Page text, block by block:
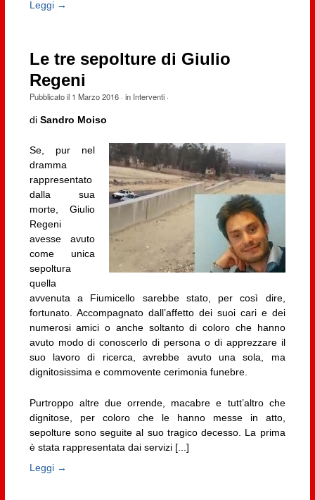
Leggi →
Le tre sepolture di Giulio
Regeni
Pubblicato il 1 Marzo 2016· in Interventi·
di Sandro Moiso
Se, pur nel
dramma
rappresentato
dalla sua
morte, Giulio
Regeni
avesse avuto
come unica
sepoltura
quella
avvenuta a Fiumicello sarebbe stato, per così dire,
fortunato. Accompagnato dall’affetto dei suoi cari e dei
numerosi amici o anche soltanto di coloro che hanno
avuto modo di conoscerlo di persona o di apprezzare il
suo lavoro di ricerca, avrebbe avuto una sola, ma
dignitosissima e commovente cerimonia funebre.
Purtroppo altre due orrende, macabre e tutt’altro che
dignitose, per coloro che le hanno messe in atto,
sepolture sono seguite al suo tragico decesso. La prima
è stata rappresentata dai servizi [...]
Leggi →